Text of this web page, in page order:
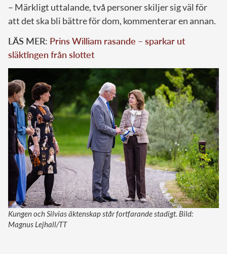
– Märkligt uttalande, två personer skiljer sig väl för
att det ska bli bättre för dom, kommenterar en annan.
LÄS MER: Prins William rasande – sparkar ut
släktingen från slottet
Kungen och Silvias äktenskap står fortfarande stadigt. Bild:
Magnus Lejhall/TT